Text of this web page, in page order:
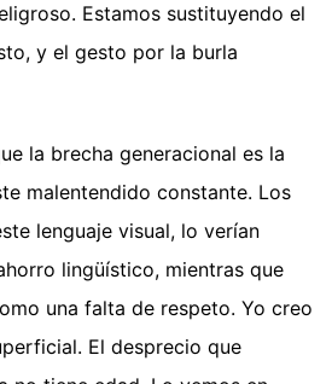
Estamos sustituyendo el
y el gesto por la burla
la brecha generacional es la
malentendido constante. Los
lenguaje visual, lo verían
lingüístico, mientras que
una falta de respeto. Yo creo
El desprecio que